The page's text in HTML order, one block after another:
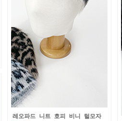
레오파드 니트 호피 비니 털모자